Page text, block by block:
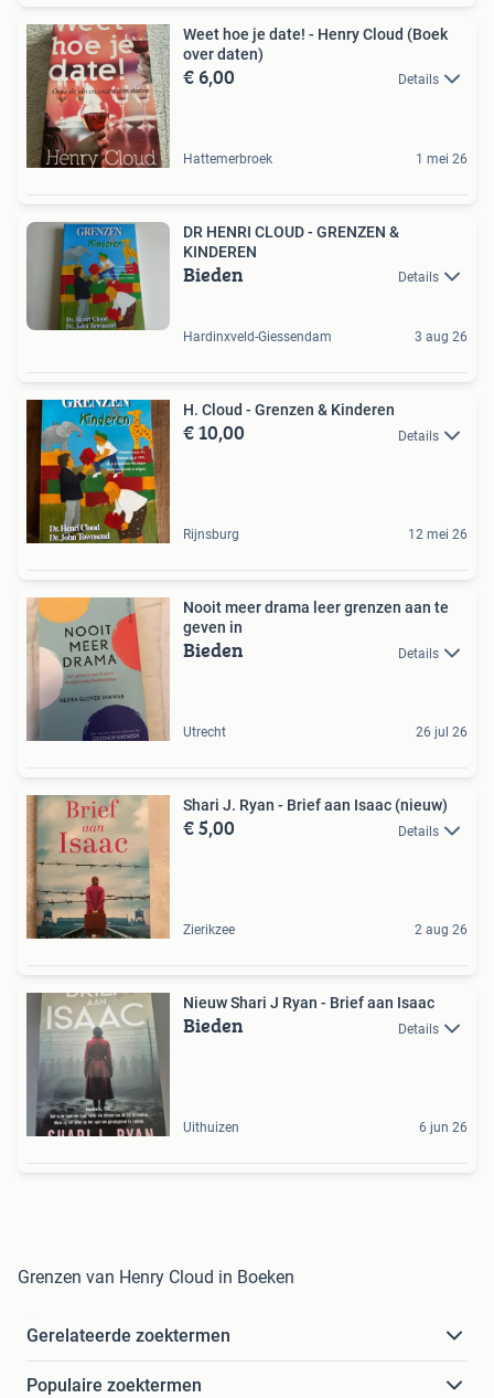
Weet hoe je date! - Henry Cloud (Boek
over daten)
€ 6,00 Details
Hattemerbroek 1 mei 26
DR HENRI CLOUD - GRENZEN &
KINDEREN
Bieden Details
Hardinxveld-Giessendam 3 aug 26
H. Cloud - Grenzen & Kinderen
€ 10,00 Details
Rijnsburg 12 mei 26
Nooit meer drama leer grenzen aan te
geven in
Bieden Details
Utrecht 26 jul 26
Shari J. Ryan - Brief aan Isaac (nieuw)
€ 5,00 Details
Zierikzee 2 aug 26
Nieuw Shari J Ryan - Brief aan Isaac
Bieden Details
Uithuizen 6 jun 26
Grenzen van Henry Cloud in Boeken
Gerelateerde zoektermen
Populaire zoektermen